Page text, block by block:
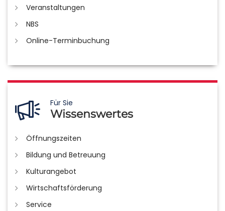
Veranstaltungen
NBS
Online-Terminbuchung
Für Sie
Wissenswertes
Öffnungszeiten
Bildung und Betreuung
Kulturangebot
Wirtschaftsförderung
Service